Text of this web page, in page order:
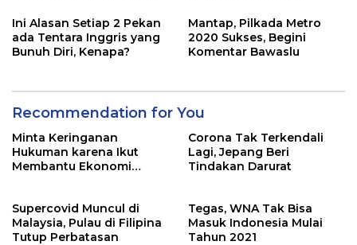
Ini Alasan Setiap 2 Pekan
ada Tentara Inggris yang
Bunuh Diri, Kenapa?
Mantap, Pilkada Metro
2020 Sukses, Begini
Komentar Bawaslu
Recommendation for You
Minta Keringanan
Hukuman karena Ikut
Membantu Ekonomi
Corona Tak Terkendali
Lagi, Jepang Beri
Tindakan Darurat
Supercovid Muncul di
Malaysia, Pulau di Filipina
Tutup Perbatasan
Tegas, WNA Tak Bisa
Masuk Indonesia Mulai
Tahun 2021